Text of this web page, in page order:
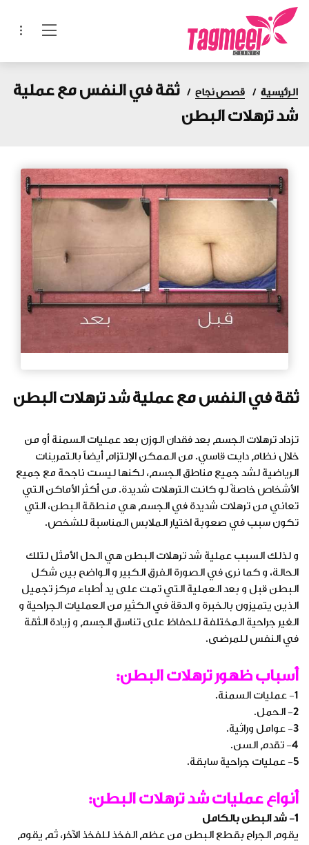
الرئيسية قصص نجاح
ثقة في النفس مع عملية
شد ترهلات البطن
ثقة في النفس مع عملية شد ترهلات البطن
تزداد ترهلات الجسم بعد فقدان الوزن بعد عمليات السمنة أو من
خلال نظام دايت قاسي. من الممكن الإلتزام أيضاً بالتمرينات
الرياضية لشد جميع مناطق الجسم، لكنها ليست ناجحة مع جميع
الأشخاص خاصةً لو كانت الترهلات شديدة. من أكثر الأماكن التي
تعاني من ترهلات شديدة في الجسم هي منطقة البطن، التي
تكون سبب في صعوبة اختيار الملابس المناسبة للشخص.
و لذلك السبب عملية شد ترهلات البطن هي الحل الأمثل لتلك
الحالة، و كما نرى في الصورة الفرق الكبير و الواضح بين شكل
البطن قبل و بعد العملية التي تمت على يد أطباء مركز تجميل
الذين يتميزون بالخبرة و الدقة في الكثير من العمليات الجراحية و
الغير جراحية المختلفة للحفاظ على تناسق الجسم و زيادة الثقة
في النفس للمرضى.
أسباب ظهور ترهلات البطن:
1- عمليات السمنة.
2- الحمل.
3- عوامل وراثية.
4- تقدم السن.
5- عمليات جراحية سابقة.
أنواع عمليات شد ترهلات البطن:
1- شد البطن بالكامل
يقوم الجراح بقطع البطن من عظم الفخذ للفخذ الآخر، ثم يقوم